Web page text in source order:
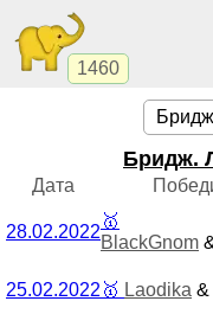
1460
Бридж.
Дата
28.02.2022
🥇
BlackGnom
25.02.2022 🥇 Laodika &